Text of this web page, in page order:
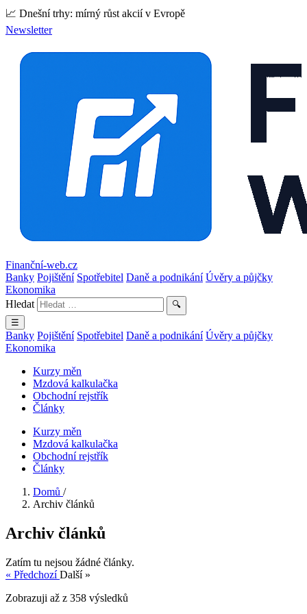
📈 Dnešní trhy: mírný růst akcií v Evropě
Newsletter
Finanční-web.cz
Banky Pojištění Spotřebitel Daně a podnikání Úvěry a půjčky
Ekonomika
Hledat
🔍
☰
Banky Pojištění Spotřebitel Daně a podnikání Úvěry a půjčky
Ekonomika
Kurzy měn
Mzdová kalkulačka
Obchodní rejstřík
Články
Kurzy měn
Mzdová kalkulačka
Obchodní rejstřík
Články
Domů /
Archiv článků
Archiv článků
Zatím tu nejsou žádné články.
« PředchozíDalší »
Zobrazuji až z 358 výsledků